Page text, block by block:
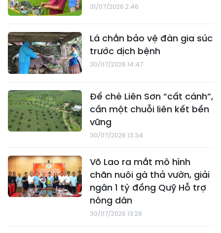
31/07/2026 2:46
Lá chắn bảo vệ đàn gia súc
trước dịch bệnh
30/07/2026 14:47
Để chè Liên Sơn “cất cánh”,
cần một chuỗi liên kết bền
vững
30/07/2026 13:34
Võ Lao ra mắt mô hình
chăn nuôi gà thả vườn, giải
ngân 1 tỷ đồng Quỹ Hỗ trợ
nông dân
30/07/2026 13:28